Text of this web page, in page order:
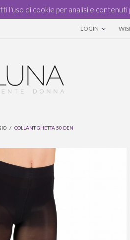
l'uso di cookie per analisi e contenuti
LOGIN
/ COLLANT GHETTA 50 DEN